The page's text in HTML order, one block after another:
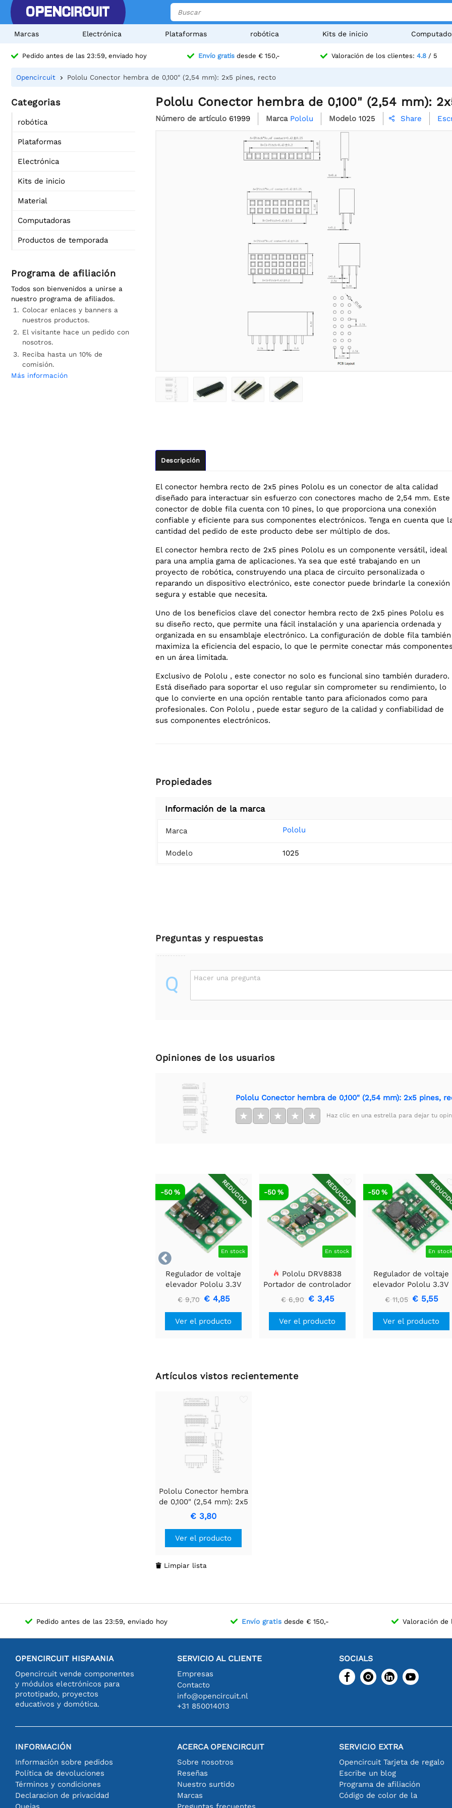
Marcas Electrónica Plataformas robótica Kits de inicio
Pedido antes de las 23:59, enviado hoy Envío gratisdesde € 150,- Valoración de los clientes: 4.8/ 5
Opencircuit Pololu Conector hembra de 0,100" (2,54 mm): 2x5 pines, recto
Categorias
robótica
Plataformas
Electrónica
Kits de inicio
Material
Computadoras
Productos de temporada
Programa de afiliación
Todos son bienvenidos a unirse a
nuestro programa de afiliados.
Colocar enlaces y banners a
nuestros productos.
El visitante hace un pedido con
nosotros.
Reciba hasta un 10% de
comisión.
Más información
Pololu Conector hembra de 0,100" (2,54 mm):
Número de artículo 61999 Marca Pololu Modelo 1025  Share
Descripción
El conector hembra recto de 2x5 pines Pololu es un conector de alta calidad
diseñado para interactuar sin esfuerzo con conectores macho de 2,54 mm. Este
conector de doble fila cuenta con 10 pines, lo que proporciona una conexión
confiable y eficiente para sus componentes electrónicos. Tenga en cuenta que
cantidad del pedido de este producto debe ser múltiplo de dos.
El conector hembra recto de 2x5 pines Pololu es un componente versátil, ideal
para una amplia gama de aplicaciones. Ya sea que esté trabajando en un
proyecto de robótica, construyendo una placa de circuito personalizada o
reparando un dispositivo electrónico, este conector puede brindarle la conexión
segura y estable que necesita.
Uno de los beneficios clave del conector hembra recto de 2x5 pines Pololu es
su diseño recto, que permite una fácil instalación y una apariencia ordenada y
organizada en su ensamblaje electrónico. La configuración de doble fila también
maximiza la eficiencia del espacio, lo que le permite conectar más componentes
en un área limitada.
Exclusivo de Pololu , este conector no solo es funcional sino también duradero.
Está diseñado para soportar el uso regular sin comprometer su rendimiento, lo
que lo convierte en una opción rentable tanto para aficionados como para
profesionales. Con Pololu , puede estar seguro de la calidad y confiabilidad de
sus componentes electrónicos.
Propiedades
Información de la marca
Marca Pololu
Modelo 1025
Preguntas y respuestas
Q Hacer una pregunta
Opiniones de los usuarios
Pololu Conector hembra de 0,100" (2,54 mm): 2x5 pines,
★ ★ ★ ★ ★ Haz clic en una estrella para dejar tu

REDUCIDO
En stock
-50 %
Regulador de voltaje
elevador Pololu 3.3V
U1V10F3
€ 9,70 € 4,85
Ver el producto
REDUCIDO
En stock
-50 %
Pololu DRV8838
Portador de controlador
de motor DC cepillado
€ 6,90 € 3,45
Ver el producto
En stock
-50 %
Regulador de voltaje
elevador Pololu 3.3V
U1V11F3
€ 11,05 € 5,55
Ver el producto
Artículos vistos recientemente
Pololu Conector hembra
de 0,100" (2,54 mm): 2x5
pines, recto
€ 3,80
Ver el producto
 Limpiar lista
Pedido antes de las 23:59, enviado hoy Envío gratisdesde € 150,- Valoración
OPENCIRCUIT HISPAANIA
Opencircuit vende componentes
y módulos electrónicos para
prototipado, proyectos
educativos y domótica.
SERVICIO AL CLIENTE
Empresas
Contacto
info@opencircuit.nl
+31 850014013
SOCIALS
INFORMACIÓN
Información sobre pedidos
Política de devoluciones
Términos y condiciones
Declaracion de privacidad
ACERCA OPENCIRCUIT
Sobre nosotros
Reseñas
Nuestro surtido
Marcas
SERVICIO EXTRA
Opencircuit Tarjeta de regalo
Escribe un blog
Programa de afiliación
Código de color de la